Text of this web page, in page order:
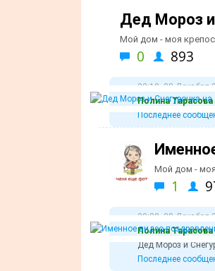
Дед Мороз и
Мой дом - моя
0 893
22:10, 28 Декабря
Полина Тарасова
Последнее
Мой дом -
1
22:08, 28 Декабря
Полина Тарасова
Дед Мороз и
Последнее